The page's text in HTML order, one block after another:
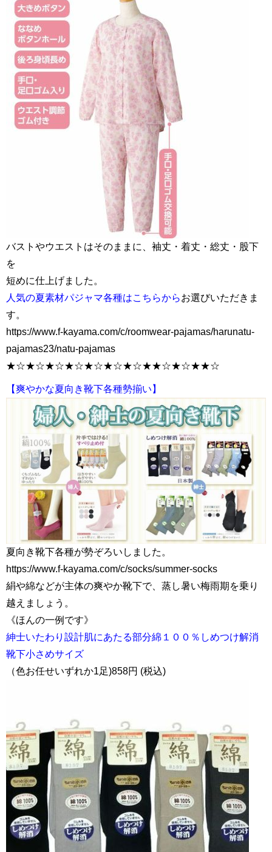
バストやウエストはそのままに、袖丈・着丈・総丈・股下
を
短めに仕上げました。
人気の夏素材パジャマ各種はこちらからお選びいただきま
す。
https://www.f-kayama.com/c/roomwear-pajamas/harunatu-
pajamas23/natu-pajamas
★☆★☆★☆★☆★☆★☆★☆★★☆★☆★★☆
【爽やかな夏向き靴下各種勢揃い】
夏向き靴下各種が勢ぞろいしました。
https://www.f-kayama.com/c/socks/summer-socks
絹や綿などが主体の爽やか靴下で、蒸し暑い梅雨期を乗り
越えましょう。
《ほんの一例です》
紳士いたわり設計肌にあたる部分綿１００％しめつけ解消
靴下小さめサイズ
（色お任せいずれか1足)858円 (税込)